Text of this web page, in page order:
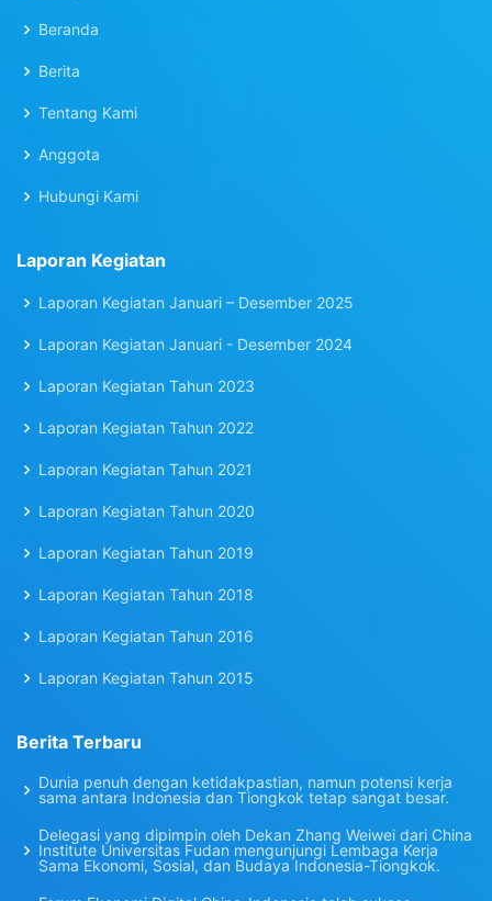
Beranda
Berita
Tentang Kami
Anggota
Hubungi Kami
Laporan Kegiatan
Laporan Kegiatan Januari – Desember 2025
Laporan Kegiatan Januari - Desember 2024
Laporan Kegiatan Tahun 2023
Laporan Kegiatan Tahun 2022
Laporan Kegiatan Tahun 2021
Laporan Kegiatan Tahun 2020
Laporan Kegiatan Tahun 2019
Laporan Kegiatan Tahun 2018
Laporan Kegiatan Tahun 2016
Laporan Kegiatan Tahun 2015
Berita Terbaru
Dunia penuh dengan ketidakpastian, namun potensi kerja
sama antara Indonesia dan Tiongkok tetap sangat besar.
Delegasi yang dipimpin oleh Dekan Zhang Weiwei dari China
Institute Universitas Fudan mengunjungi Lembaga Kerja
Sama Ekonomi, Sosial, dan Budaya Indonesia-Tiongkok.